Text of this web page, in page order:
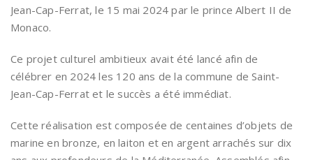
Jean-Cap-Ferrat, le 15 mai 2024 par le prince Albert II de
Monaco.
Ce projet culturel ambitieux avait été lancé afin de
célébrer en 2024 les 120 ans de la commune de Saint-
Jean-Cap-Ferrat et le succès a été immédiat.
Cette réalisation est composée de centaines d’objets de
marine en bronze, en laiton et en argent arrachés sur dix